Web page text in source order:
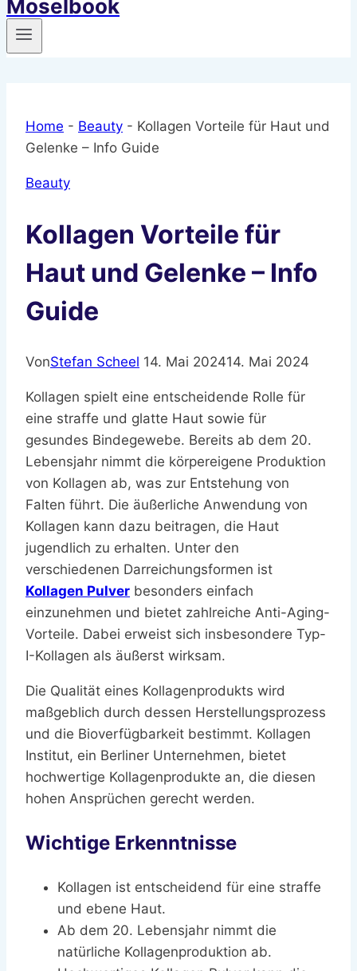
Moselbook
Home - Beauty - Kollagen Vorteile für Haut und
Gelenke – Info Guide
Beauty
Kollagen Vorteile für
Haut und Gelenke – Info
Guide
VonStefan Scheel 14. Mai 202414. Mai 2024
Kollagen spielt eine entscheidende Rolle für
eine straffe und glatte Haut sowie für
gesundes Bindegewebe. Bereits ab dem 20.
Lebensjahr nimmt die körpereigene Produktion
von Kollagen ab, was zur Entstehung von
Falten führt. Die äußerliche Anwendung von
Kollagen kann dazu beitragen, die Haut
jugendlich zu erhalten. Unter den
verschiedenen Darreichungsformen ist
Kollagen Pulver besonders einfach
einzunehmen und bietet zahlreiche Anti-Aging-
Vorteile. Dabei erweist sich insbesondere Typ-
I-Kollagen als äußerst wirksam.
Die Qualität eines Kollagenprodukts wird
maßgeblich durch dessen Herstellungsprozess
und die Bioverfügbarkeit bestimmt. Kollagen
Institut, ein Berliner Unternehmen, bietet
hochwertige Kollagenprodukte an, die diesen
hohen Ansprüchen gerecht werden.
Wichtige Erkenntnisse
Kollagen ist entscheidend für eine straffe
und ebene Haut.
Ab dem 20. Lebensjahr nimmt die
natürliche Kollagenproduktion ab.